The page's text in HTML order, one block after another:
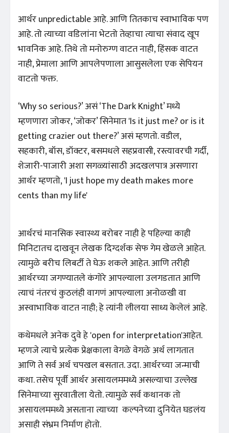
आर्थर unpredictable आहे. आणि तितकाच स्वाभाविक पण
आहे. तो त्याच्या वडिलांना भेटतो तेव्हाचा त्याचा संवाद खूप
भावनिक आहे. तिथे तो मनोरुग्ण वाटत नाही, हिंसक वाटत
नाही, प्रेमाला आणि आपलेपणाला आसुसलेला एक सेपियन
वाटतो फक्त.
‘Why so serious?’ असं ‘The Dark Knight’ मध्ये
म्हणणारा जोकर, ‘जोकर’ सिनेमात 'Is it just me? or is it
getting crazier out there?’ असं म्हणतो. वडील,
सहकारी, बॉस, डॉक्टर, बसमधले सहप्रवासी, रस्त्यावरची गर्दी,
शेजारी-पाजारी अशा सगळ्यांसाठी अदखलपात्र असणारा
आर्थर म्हणतो, 'I just hope my death makes more
cents than my life'
आर्थरचं मानसिक स्वास्थ्य बरोबर नाही हे पहिल्या काही
मिनिटातच दाखवून लेखक दिग्दर्शक सेफ गेम खेळले आहेत.
त्यामुळे बरीच लिबर्टी ते घेऊ शकले आहेत. आणि तरीही
आर्थरच्या जगण्यातले कंगोरे आपल्याला उलगडतात आणि
त्याचं नंतरचं कुठलंही वागणं आपल्याला अनोळखी वा
अस्वाभाविक वाटत नाही; हे त्यांनी लीलया साध्य केलेलं आहे.
कथेमधले अनेक दुवे हे 'open for interpretation'आहेत.
म्हणजे त्याचे प्रत्येक प्रेक्षकाला वेगळे वेगळे अर्थ लागतात
आणि ते सर्व अर्थ चपखल बसतात. उदा. आर्थरच्या जन्माची
कथा. तसेच पूर्वी आर्थर असायलममध्ये असल्याचा उल्लेख
सिनेमाच्या सुरवातीला येतो. त्यामुळे सर्व कथानक तो
असायलममध्ये असताना त्याच्या कल्पनेच्या दुनियेत घडलंय
असाही संभ्रम निर्माण होतो.